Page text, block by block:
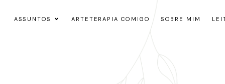
ASSUNTOS ARTETERAPIA COMIGO SOBRE MIM